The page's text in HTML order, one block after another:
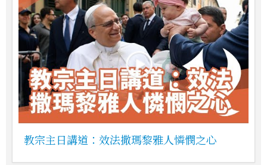
教宗主日講道：效法撒瑪黎雅人憐憫之心